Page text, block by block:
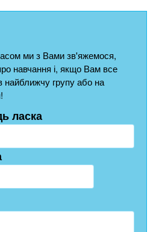
ми з Вами зв'яжемося,
навчання і, якщо Вам все
найближчу групу або на
ласка